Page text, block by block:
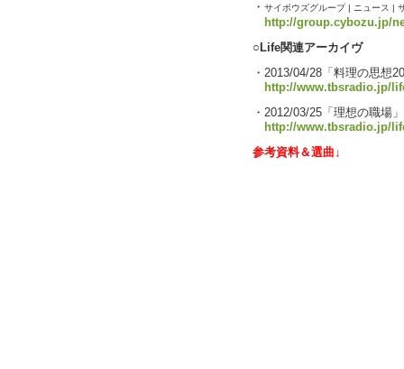
・ サイボウズグループ | ニュース |
http://group.cybozu.jp/
○Life関連アーカイヴ
・2013/04/28「料理の思想
http://www.tbsradio.jp/
・2012/03/25「理想の職場
http://www.tbsradio.jp/
参考資料＆選曲↓